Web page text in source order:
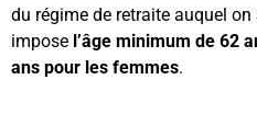
du régime de retraite auquel
impose l’âge minimum de 62
ans pour les femmes.